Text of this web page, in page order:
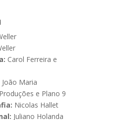
Carol Ferreira e
João Maria
e Plano 9
Nicolas Hallet
Juliano Holanda